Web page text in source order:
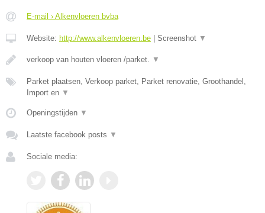
E-mail › Alkenvloeren bvba
Website: http://www.alkenvloeren.be Screenshot ▼
verkoop van houten vloeren /parket. ▼
Parket plaatsen, Verkoop parket, Parket renovatie, Groothandel,
Import en ▼
Openingstijden ▼
Laatste facebook posts ▼
Sociale media: